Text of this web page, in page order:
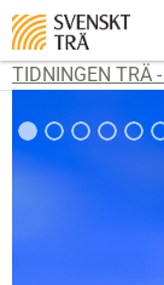
TIDNINGEN TRÄ -